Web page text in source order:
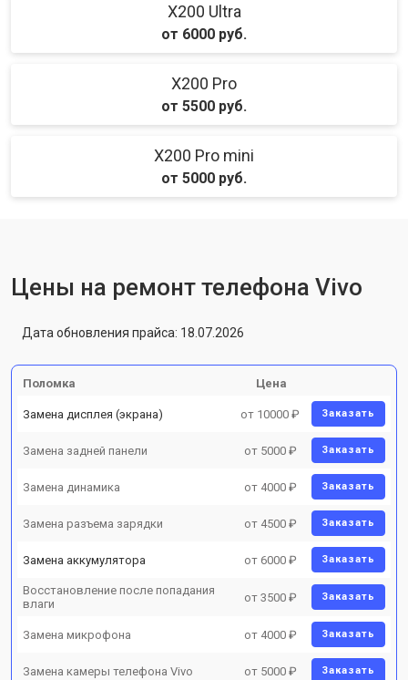
X200 Ultra
от 6000 руб.
X200 Pro
от 5500 руб.
X200 Pro mini
от 5000 руб.
Цены на ремонт телефона Vivo
Дата обновления прайса: 18.07.2026
Поломка Цена
Замена дисплея (экрана) от 10000 ₽ Заказать
Замена задней панели от 5000 ₽ Заказать
Замена динамика от 4000 ₽ Заказать
Замена разъема зарядки от 4500 ₽ Заказать
Замена аккумулятора от 6000 ₽ Заказать
Восстановление после попадания
влаги
от 3500 ₽ Заказать
Замена микрофона от 4000 ₽ Заказать
Замена камеры телефона Vivo от 5000 ₽ Заказать